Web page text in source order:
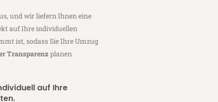
und wir liefern Ihnen eine
auf Ihre individuellen
ist, sodass Sie Ihre Umzug
Transparenz planen
auf Ihre